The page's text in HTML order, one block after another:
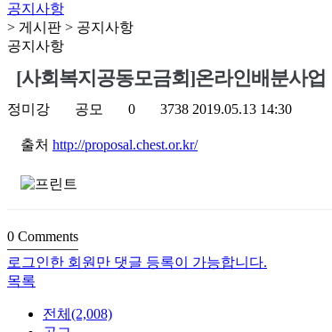
공지사항
> 게시판 > 공지사항
공지사항
[사회복지공동모금회]온라인배분사업
정미강 공모 0 3738 2019.05.13 14:30
출처 http://proposal.chest.or.kr/
0 Comments
로그인한 회원만 댓글 등록이 가능합니다.
목록
전체(2,008)